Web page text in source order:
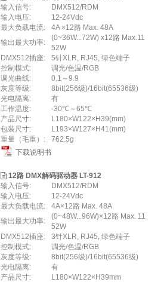
输入信号:
DMX512/RDM
输入电压:
12-24Vdc
最大负载电流:
4A ×12路 Max. 48A
输出最大功率:
(0~36W...72W) x12路 Max.11
52W
DMX512插座:
5针XLR, RJ45, 绿色端子
控制模式:
调光/色温/RGB
调光曲线:
0.1～9.9
灰度等级:
8bit(256级)/16bit(65536级)
光电隔离:
有
工作温度:
-30℃～65℃
产品尺寸:
L180×W122×H39(mm)
包装尺寸:
L193×W127×H41(mm)
重量（毛重）:
762.5g
下载说明书
12路 DMX解码驱动器 LT-912
输入信号:
DMX512/RDM
输入电压:
12-24Vdc
最大负载电流:
4A×12路 Max. 48A
输出最大功率:
(0~48W...96W)×12路 Max. 11
52W
DMX512插座:
3针XLR, RJ45, 绿色端子
控制模式:
调光/色温/RGB
灰度等级:
8bit(256级)/16bit(65536级)
光电隔离:
有
产品尺寸:
L180×W122×H39mm